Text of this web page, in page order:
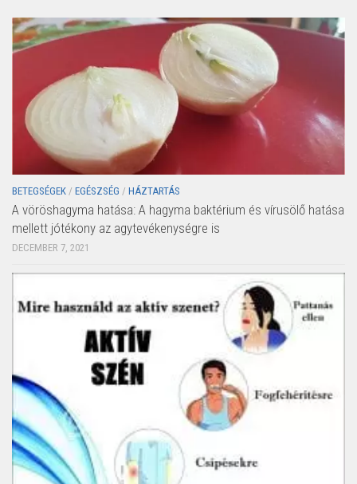
BETEGSÉGEK / EGÉSZSÉG / HÁZTARTÁS
A vöröshagyma hatása: A hagyma baktérium és vírusölő hatása
mellett jótékony az agytevékenységre is
DECEMBER 7, 2021